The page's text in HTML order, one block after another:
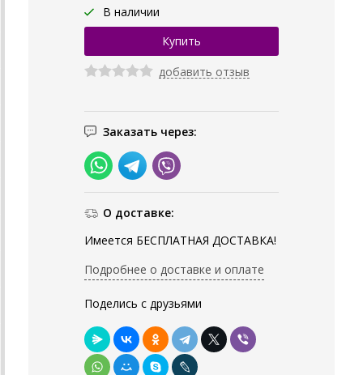
В наличии
добавить отзыв
Заказать через:
О доставке:
Имеется БЕСПЛАТНАЯ ДОСТАВКА!
Подробнее о доставке и оплате
Поделись с друзьями